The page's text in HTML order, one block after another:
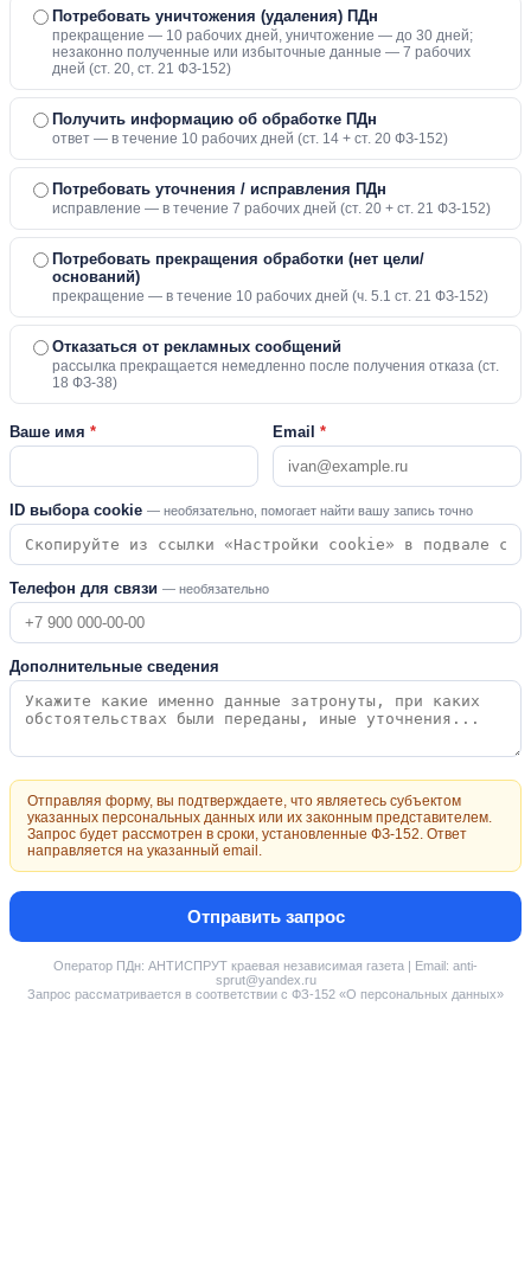
Потребовать уничтожения (удаления) ПДн
прекращение — 10 рабочих дней, уничтожение — до 30 дней;
незаконно полученные или избыточные данные — 7 рабочих
дней (ст. 20, ст. 21 ФЗ-152)
Получить информацию об обработке ПДн
ответ — в течение 10 рабочих дней (ст. 14 + ст. 20 ФЗ-152)
Потребовать уточнения / исправления ПДн
исправление — в течение 7 рабочих дней (ст. 20 + ст. 21 ФЗ-152)
Потребовать прекращения обработки (нет цели/
оснований)
прекращение — в течение 10 рабочих дней (ч. 5.1 ст. 21 ФЗ-152)
Отказаться от рекламных сообщений
рассылка прекращается немедленно после получения отказа (ст.
18 ФЗ-38)
Ваше имя * Email *
ID выбора cookie — необязательно, помогает найти вашу запись точно
Телефон для связи — необязательно
Дополнительные сведения
Отправляя форму, вы подтверждаете, что являетесь субъектом
указанных персональных данных или их законным представителем.
Запрос будет рассмотрен в сроки, установленные ФЗ-152. Ответ
направляется на указанный email.
Отправить запрос
Оператор ПДн: АНТИСПРУТ краевая независимая газета | Email: anti-
sprut@yandex.ru
Запрос рассматривается в соответствии с ФЗ-152 «О персональных данных»